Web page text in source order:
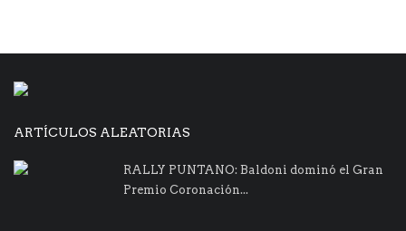
ARTÍCULOS ALEATORIAS
RALLY PUNTANO: Baldoni dominó el Gran
Premio Coronación...